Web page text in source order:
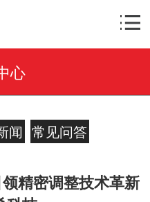
心
闻 常见问答
精密调整技术革新